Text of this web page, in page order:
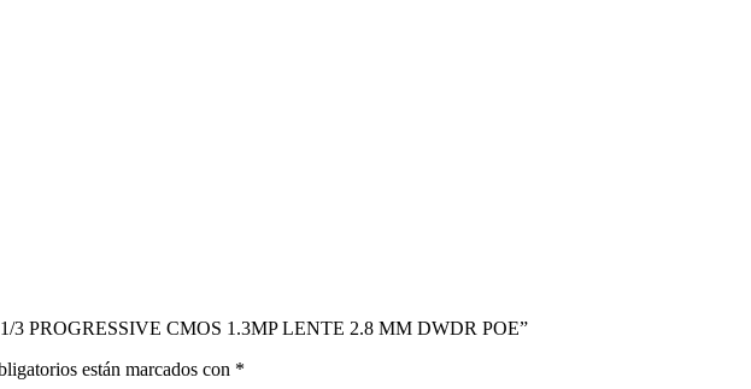
3 PROGRESSIVE CMOS 1.3MP LENTE 2.8 MM DWDR POE”
están marcados con *